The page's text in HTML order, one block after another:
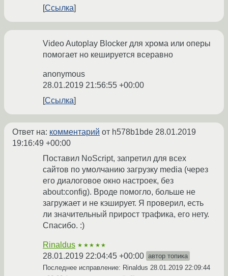
Ссылка
Video Autoplay Blocker для хрома или оперы
помогает но кешируется всеравно
anonymous
28.01.2019 21:56:55 +00:00
Ссылка
Ответ на: комментарий от h578b1bde 28.01.2019
19:16:49 +00:00
Поставил NoScript, запретил для всех
сайтов по умолчанию загрузку media (через
его диалоговое окно настроек, без
about:config). Вроде помогло, больше не
загружает и не кэширует. Я проверил, есть
ли значительный прирост трафика, его нету.
Спасибо. :)
Rinaldus ★★★★★
28.01.2019 22:04:45 +00:00 автор топика
Последнее исправление: Rinaldus 28.01.2019 22:09:44